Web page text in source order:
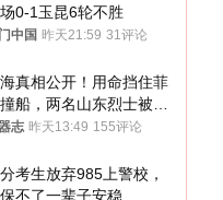
0-1玉昆6轮不胜
中国 昨天21:59 31评论
真相公开！用命挡住菲
船，两名山东烈士被授
最高荣誉
志 昨天13:49 155评论
考生放弃985上警校，
不了一辈子安稳